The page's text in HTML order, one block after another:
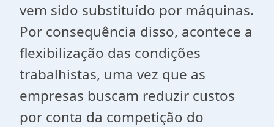
vem sido substituído por máquinas.
Por consequência disso, acontece a
flexibilização das condições
trabalhistas, uma vez que as
empresas buscam reduzir custos
por conta da competição do